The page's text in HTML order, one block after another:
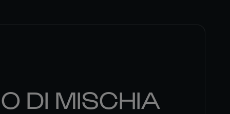
DI MISCHIA